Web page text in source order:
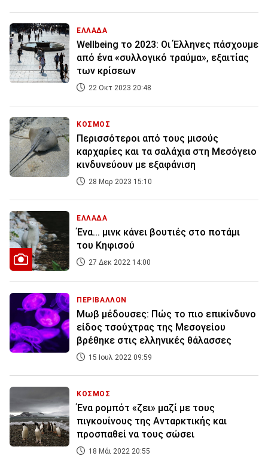
ΕΛΛΑΔΑ
Wellbeing το 2023: Οι Έλληνες πάσχουμε
από ένα «συλλογικό τραύμα», εξαιτίας
των κρίσεων
22 Οκτ 2023 20:48
ΚΟΣΜΟΣ
Περισσότεροι από τους μισούς
καρχαρίες και τα σαλάχια στη Μεσόγειο
κινδυνεύουν με εξαφάνιση
28 Μαρ 2023 15:10
ΕΛΛΑΔΑ
Ένα... μινκ κάνει βουτιές στο ποτάμι
του Κηφισού
27 Δεκ 2022 14:00
ΠΕΡΙΒΑΛΛΟΝ
Μωβ μέδουσες: Πώς το πιο επικίνδυνο
είδος τσούχτρας της Μεσογείου
βρέθηκε στις ελληνικές θάλασσες
15 Ιουλ 2022 09:59
ΚΟΣΜΟΣ
Ένα ρομπότ «ζει» μαζί με τους
πιγκουίνους της Ανταρκτικής και
προσπαθεί να τους σώσει
18 Μάι 2022 20:55